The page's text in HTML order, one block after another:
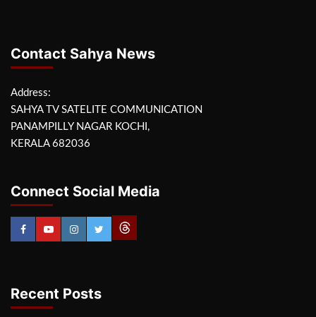
Contact Sahya News
Address:
SAHYA TV SATELITE COMMUNICATION
PANAMPILLY NAGAR KOCHI,
KERALA 682036
Connect Social Media
Recent Posts